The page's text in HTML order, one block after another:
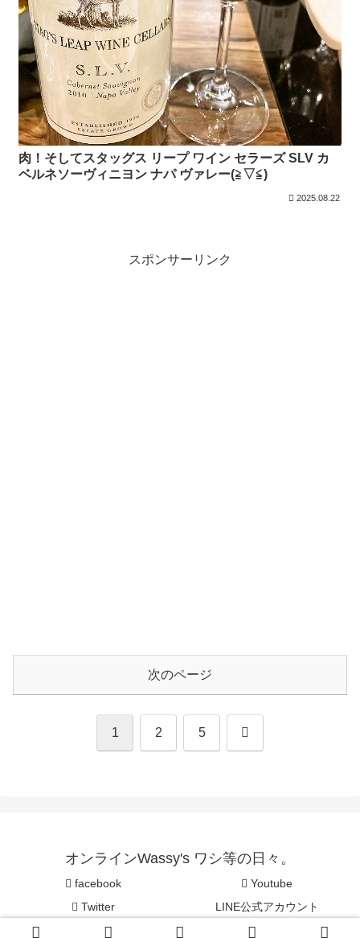
肉！そしてスタッグス リープ ワイン セラーズ SLV カ
ベルネソーヴィニヨン ナパ ヴァレー(≧▽≦)
2025.08.22
スポンサーリンク
次のページ
1 2 5 次
オンラインWassy's ワシ等の日々。
facebook
Youtube
Twitter
LINE公式アカウント
© オンラインWassy's ワシ等の日々。.